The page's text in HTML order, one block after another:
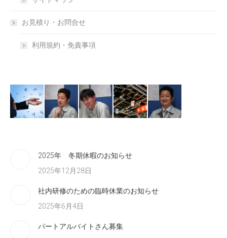
お見積り・お問合せ
利用規約・免責事項
2025年 冬期休暇のお知らせ
2025年12月28日
社内研修のための臨時休業のお知らせ
2025年6月4日
パートアルバイトさん募集